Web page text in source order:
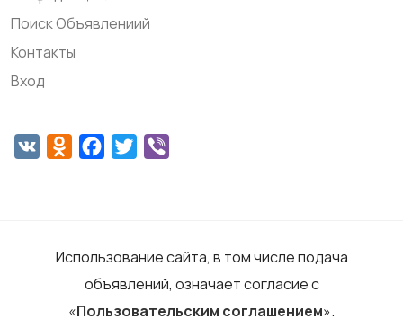
Поиск Объявлениий
Контакты
Вход
VK Odnoklassniki
Facebook
Twitter
Использование сайта, в том числе подача
объявлений, означает согласие с
«Пользовательским соглашением».